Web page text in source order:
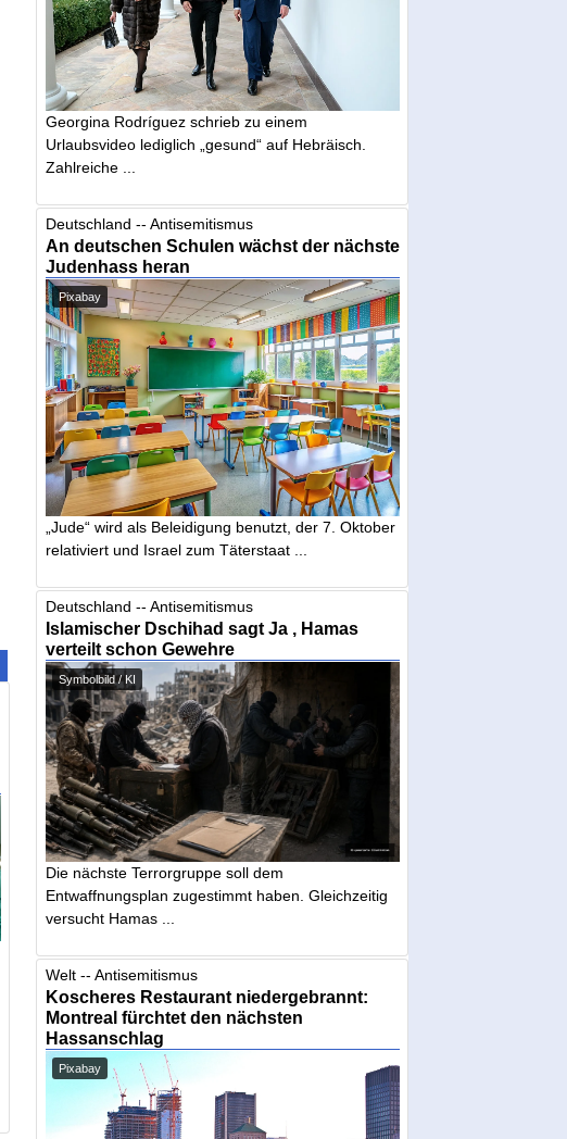
Georgina Rodríguez schrieb zu einem
Urlaubsvideo lediglich „gesund“ auf Hebräisch.
Zahlreiche ...
Deutschland -- Antisemitismus
An deutschen Schulen wächst der nächste
Judenhass heran
Pixabay
„Jude“ wird als Beleidigung benutzt, der 7. Oktober
relativiert und Israel zum Täterstaat ...
Deutschland -- Antisemitismus
Islamischer Dschihad sagt Ja , Hamas
verteilt schon Gewehre
Symbolbild / KI
Die nächste Terrorgruppe soll dem
Entwaffnungsplan zugestimmt haben. Gleichzeitig
versucht Hamas ...
Welt -- Antisemitismus
Koscheres Restaurant niedergebrannt:
Montreal fürchtet den nächsten
Hassanschlag
Pixabay